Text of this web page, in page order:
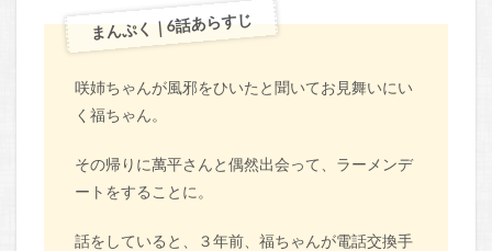
まんぷく｜6話あらすじ
咲姉ちゃんが風邪をひいたと聞いてお見舞いにい
く福ちゃん。
その帰りに萬平さんと偶然出会って、ラーメンデ
ートをすることに。
話をしていると、３年前、福ちゃんが電話交換手